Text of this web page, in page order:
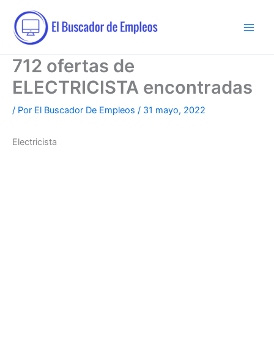
contenido
712 ofertas de
ELECTRICISTA encontradas
/ Por El Buscador De Empleos / 31 mayo, 2022
Electricista